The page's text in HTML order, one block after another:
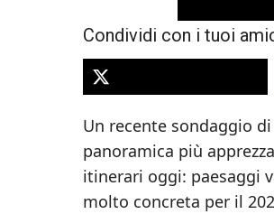
Condividi con i tuoi
Un recente sondaggio
panoramica più
itinerari oggi: paesaggi
molto concreta per il